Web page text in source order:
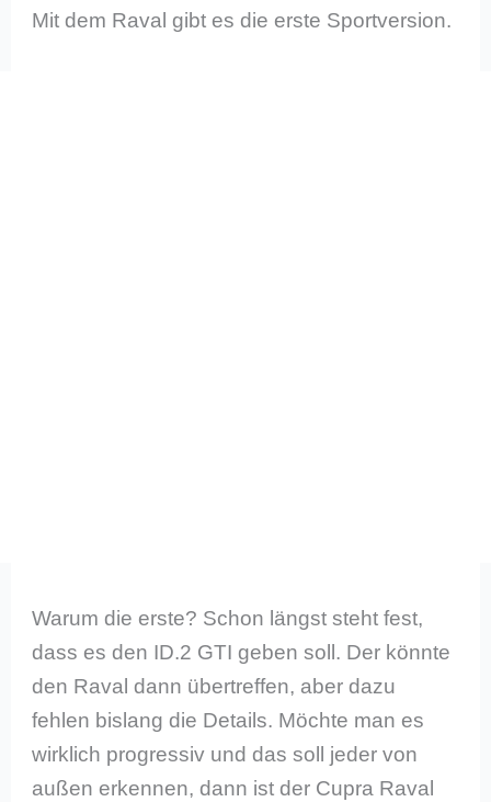
Mit dem Raval gibt es die erste Sportversion.
Warum die erste? Schon längst steht fest,
dass es den ID.2 GTI geben soll. Der könnte
den Raval dann übertreffen, aber dazu
fehlen bislang die Details. Möchte man es
wirklich progressiv und das soll jeder von
außen erkennen, dann ist der Cupra Raval